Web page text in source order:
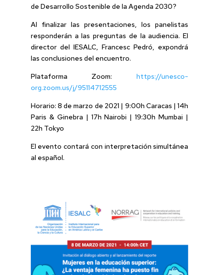
de Desarrollo Sostenible de la Agenda 2030?
Al finalizar las presentaciones, los panelistas
responderán a las preguntas de la audiencia. El
director del IESALC, Francesc Pedró, expondrá
las conclusiones del encuentro.
Plataforma Zoom:https://unesco-
org.zoom.us/j/95114712555
Horario: 8 de marzo de 2021 | 9:00h Caracas | 14h
Paris & Ginebra | 17h Nairobi | 19:30h Mumbai |
22h Tokyo
El evento contará con interpretación simultánea
al español.